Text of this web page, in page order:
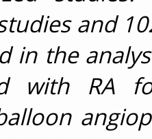
and
in the
with RA